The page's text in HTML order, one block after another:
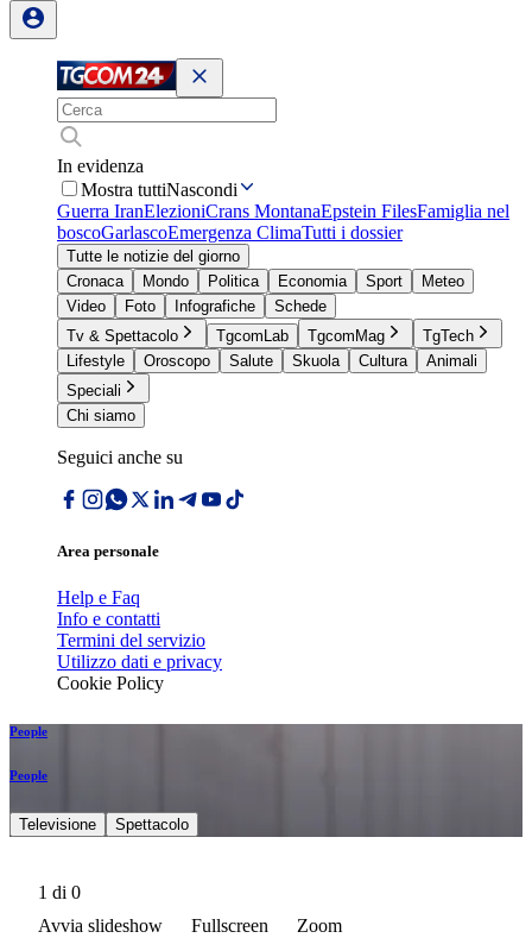
In evidenza
Mostra tuttiNascondi
Guerra IranElezioniCrans MontanaEpstein FilesFamiglia nel
boscoGarlascoEmergenza ClimaTutti i dossier
Tutte le notizie del giorno
Cronaca
Mondo Politica Economia Sport
Meteo
Video
Foto Infografiche
Schede
Tv & Spettacolo
TgcomLab TgcomMag
TgTech
Lifestyle
Oroscopo Salute Skuola Cultura
Animali
Speciali
Chi siamo
Seguici anche su
Area personale
Help e Faq
Info e contatti
Termini del servizio
Utilizzo dati e privacy
Cookie Policy
People
People
Televisione Spettacolo
1 di 0
Avvia slideshow
Fullscreen
Zoom